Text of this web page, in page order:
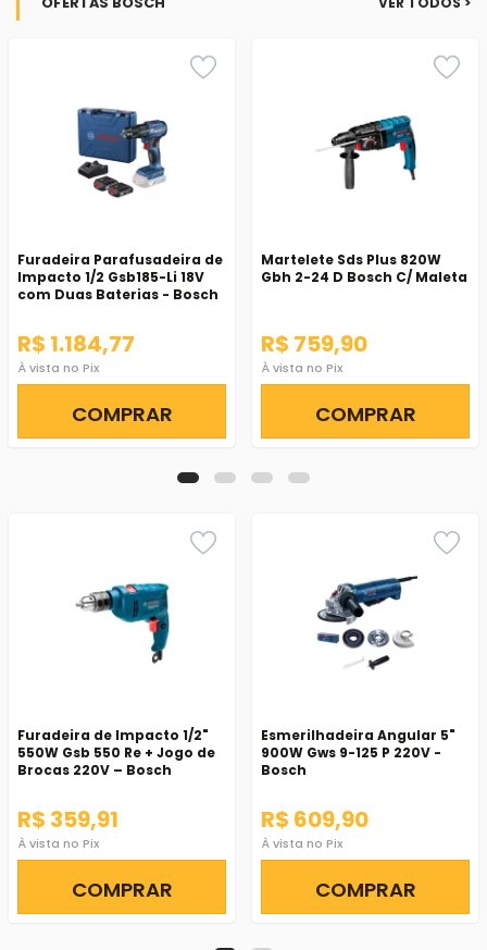
Furadeira Parafusadeira de
Impacto 1/2 Gsb185-Li 18V
com Duas Baterias - Bosch
R$ 1.184,77
À vista no Pix
COMPRAR
Martelete Sds Plus 820W
Gbh 2-24 D Bosch C/ Maleta
R$ 759,90
À vista no Pix
COMPRAR
Furadeira de Impacto 1/2"
550W Gsb 550 Re + Jogo de
Brocas 220V – Bosch
R$ 359,91
À vista no Pix
COMPRAR
Esmerilhadeira Angular 5"
900W Gws 9-125 P 220V -
Bosch
R$ 609,90
À vista no Pix
COMPRAR